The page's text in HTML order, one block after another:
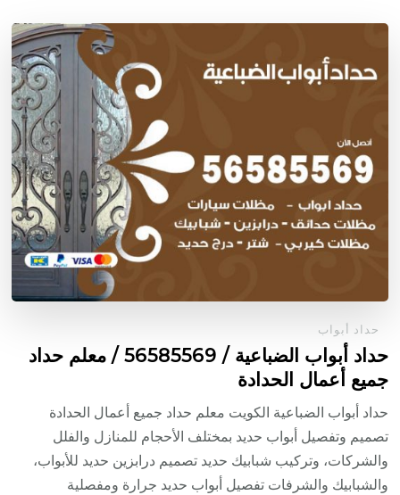
حداد أبواب
حداد أبواب الضباعية / 56585569 / معلم حداد
جميع أعمال الحدادة
حداد أبواب الضباعية الكويت معلم حداد جميع أعمال الحدادة
تصميم وتفصيل أبواب حديد بمختلف الأحجام للمنازل والفلل
والشركات، وتركيب شبابيك حديد تصميم درابزين حديد للأبواب،
والشبابيك والشرفات تفصيل أبواب حديد جرارة ومفصلية